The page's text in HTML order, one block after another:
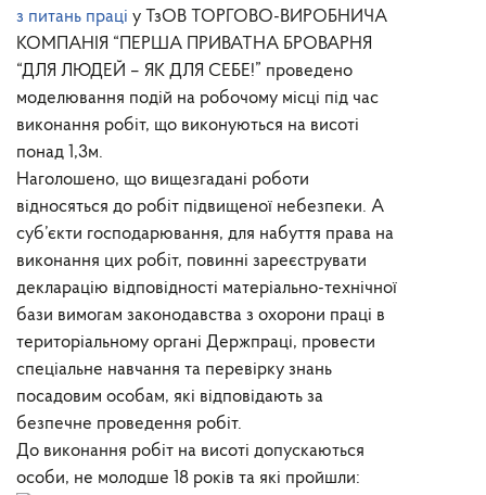
з питань праці у ТзОВ ТОРГОВО-ВИРОБНИЧА
КОМПАНІЯ “ПЕРША ПРИВАТНА БРОВАРНЯ
“ДЛЯ ЛЮДЕЙ – ЯК ДЛЯ СЕБЕ!” проведено
моделювання подій на робочому місці під час
виконання робіт, що виконуються на висоті
понад 1,3м.
Наголошено, що вищезгадані роботи
відносяться до робіт підвищеної небезпеки. А
суб’єкти господарювання, для набуття права на
виконання цих робіт, повинні зареєструвати
декларацію відповідності матеріально-технічної
бази вимогам законодавства з охорони праці в
територіальному органі Держпраці, провести
спеціальне навчання та перевірку знань
посадовим особам, які відповідають за
безпечне проведення робіт.
До виконання робіт на висоті допускаються
особи, не молодше 18 років та які пройшли: